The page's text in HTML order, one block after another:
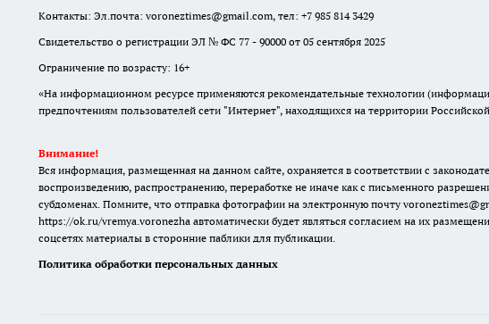
Контакты: Эл.почта: voroneztimes@gmail.com, тел: +7 985 814 3429
Свидетельство о регистрации ЭЛ № ФС 77 - 90000 от 05 сентября 2025
Ограничение по возрасту: 16+
«На информационном ресурсе применяются рекомендательные технологии
предпочтениям пользователей сети "Интернет", находящихся на территории
Внимание!
Вся информация, размещенная на данном сайте, охраняется в соответствии с
воспроизведению, распространению, переработке не иначе как с письменного
субдоменах. Помните, что отправка фотографии на электронную почту
https://ok.ru/vremya.voronezha автоматически будет являться согласием на их
соцсетях материалы в сторонние паблики для публикации.
Политика обработки персональных данных